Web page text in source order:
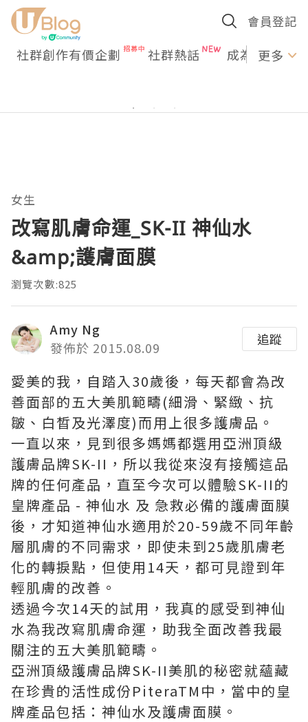
會員登記
社群創作有價企劃 社群熱話 成為U更多
女生
改寫肌膚命運_SK-II 神仙水
&amp;護膚面膜
瀏覽次數:825
Amy Ng
發佈於 2015.08.09
追蹤
愛美的我，自踏入30歲後，每天都會為改
善面部的五大美肌範疇(細滑、緊緻、抗
皺、白晳及光澤度)而用上很多護膚品。
一直以來，見到很多媽媽都選用亞洲頂級
護膚品牌SK-II，所以我從來沒有接觸這品
牌的任何產品，直至今次可以體驗SK-II的
皇牌產品 - 神仙水 及 急救必備的護膚面膜
後，才知道神仙水適用於20-59歲不同年齡
層肌膚的不同需求，即使未到25歲肌膚老
化的轉捩點，但使用14天，都可見證到年
輕肌膚的改善。
透過今次14天的試用，我真的感受到神仙
水為我改寫肌膚命運，助我全面改善我最
關注的五大美肌範疇。
亞洲頂級護膚品牌SK-II美肌的秘密就蘊藏
在珍貴的活性成份PiteraTM中，當中的皇
牌產品包括：神仙水及護膚面膜。